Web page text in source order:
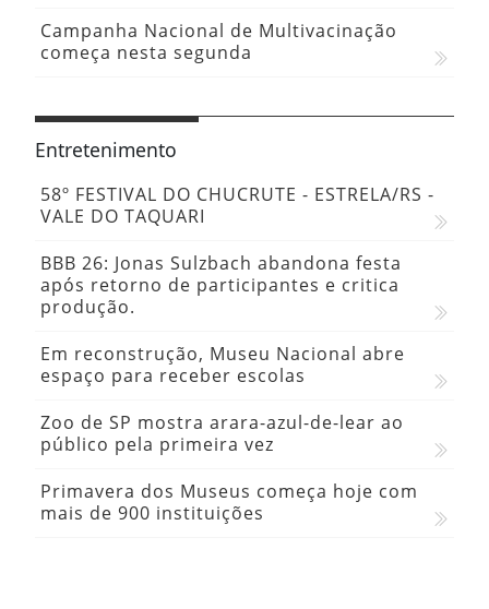
Campanha Nacional de Multivacinação
começa nesta segunda
Entretenimento
58º FESTIVAL DO CHUCRUTE - ESTRELA/RS -
VALE DO TAQUARI
BBB 26: Jonas Sulzbach abandona festa
após retorno de participantes e critica
produção.
Em reconstrução, Museu Nacional abre
espaço para receber escolas
Zoo de SP mostra arara-azul-de-lear ao
público pela primeira vez
Primavera dos Museus começa hoje com
mais de 900 instituições